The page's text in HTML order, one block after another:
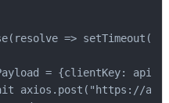
=>
= {clientKey:
axios.post("https://